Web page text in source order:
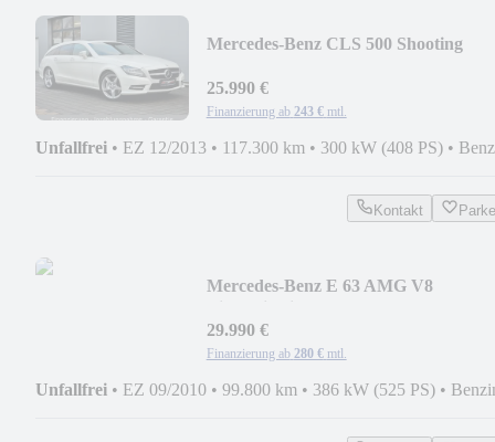
Mercedes-Benz CLS 500 Shooting
25.990 €
Finanzierung ab 243 € mtl.
Unfallfrei • EZ 12/2013 • 117.300 km • 300 kW (408 PS) •
Kontakt
Mercedes-Benz E 63 AMG V8
29.990 €
Finanzierung ab 280 € mtl.
Unfallfrei • EZ 09/2010 • 99.800 km • 386 kW (525 PS) •